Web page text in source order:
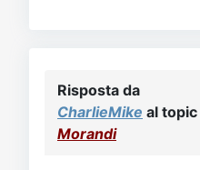
Risposta da
CharlieMike al topic
Morandi